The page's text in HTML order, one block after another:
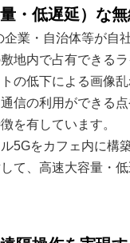
・低遅延）な
企業・自治体等が自
地内で占有できる
の低下による画像
信の利用ができる
を有しています。
5Gをカフェ内に構
て、高速大容量・